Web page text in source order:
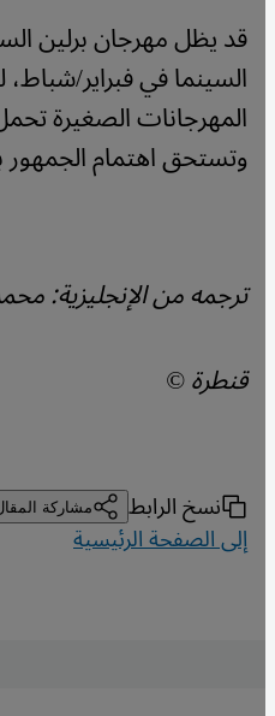
قد يظل مهرجان برلين
السينما في فبراير/شباط،
المهرجانات الصغيرة
وتستحق اهتمام الجمهور
ترجمه من الإنجليزية:
قنطرة ©
نسخ الرابط مشاركة
إلى الصفحة الرئيسية